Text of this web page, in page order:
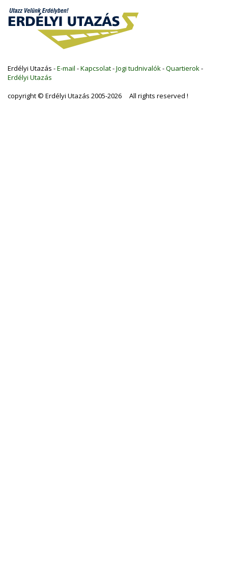
Erdélyi Utazás -E-mail -Kapcsolat-Jogi tudnivalók -Quartierok -
Erdélyi Utazás
copyright © Erdélyi Utazás 2005-2026 All rights reserved !